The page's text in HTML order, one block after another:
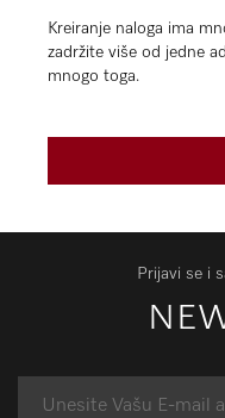
Kreiranje naloga ima
zadržite više od jedne
mnogo toga.
Prijavi se i